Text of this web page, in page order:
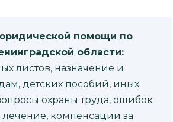
помощи по
области:
листов, назначение и
детских пособий, иных
охраны труда, ошибок
компенсации за